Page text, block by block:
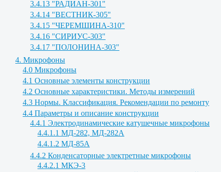
3.4.13 "РАДИАН-301"
3.4.14 "ВЕСТНИК-305"
3.4.15 "ЧЕРЕМШИНА-310"
3.4.16 "СИРИУС-303"
3.4.17 "ПОЛОНИНА-303"
4. Микрофоны
4.0 Микрофоны
4.1 Основные элементы конструкции
4.2 Основные характеристики. Методы измерений
4.3 Нормы. Классификация. Рекомендации по ремонту
4.4 Параметры и описание конструкции
4.4.1 Электродинамические катушечные микрофоны
4.4.1.1 МД-282, МД-282А
4.4.1.2 МД-85А
4.4.2 Конденсаторные электретные микрофоны
4.4.2.1 МКЭ-3